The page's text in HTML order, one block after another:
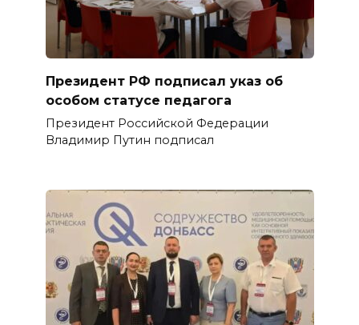
Президент РФ подписал указ об
особом статусе педагога
Президент Российской Федерации
Владимир Путин подписал